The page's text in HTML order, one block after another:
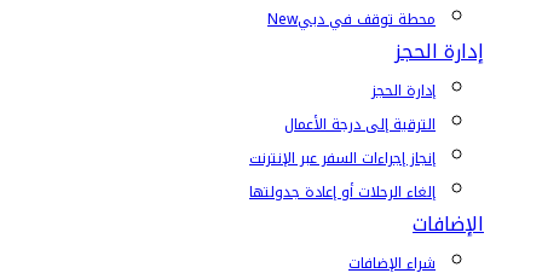
محطة توقف في دبيNew
إدارة الحجز
إدارة الحجز
الترقية إلى درجة الأعمال
إنجاز إجراءات السفر عبر الإنترنت
إلغاء الرحلات أو إعادة جدولتها
الإضافات
شراء الإضافات